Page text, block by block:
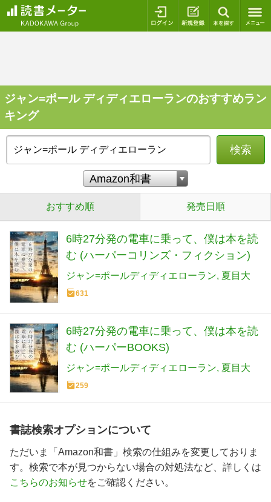
ログイン 新規登録
ジャン=ポール ディディエローランのおすすめラン
キング
検索
おすすめ順 発売日順
6時27分発の電車に乗って、僕は本を読
む (ハーパーコリンズ・フィクション)
ジャン=ポールディディエローラン 夏目大
631
6時27分発の電車に乗って、僕は本を読
む (ハーパーBOOKS)
ジャン=ポールディディエローラン 夏目大
259
書誌検索オプションについて
ただいま「Amazon和書」検索の仕組みを変更しておりま
す。検索で本が見つからない場合の対処法など、詳しくは
こちらのお知らせをご確認ください。